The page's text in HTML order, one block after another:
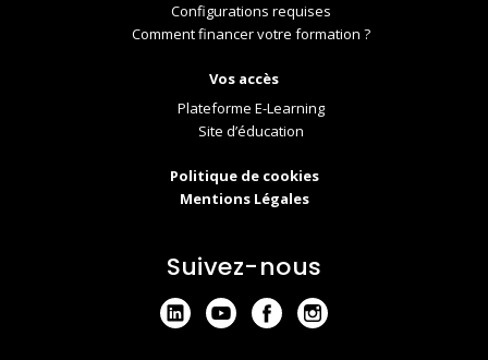
Configurations requises
Comment financer votre formation ?
Vos accès
Plateforme E-Learning
Site d’éducation
Politique de cookies
Mentions Légales
Suivez-nous